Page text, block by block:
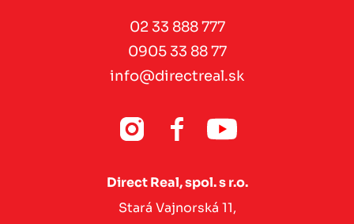
02 33 888 777
0905 33 88 77
info@directreal.sk
Direct Real, spol. s r.o.
Stará Vajnorská 11,